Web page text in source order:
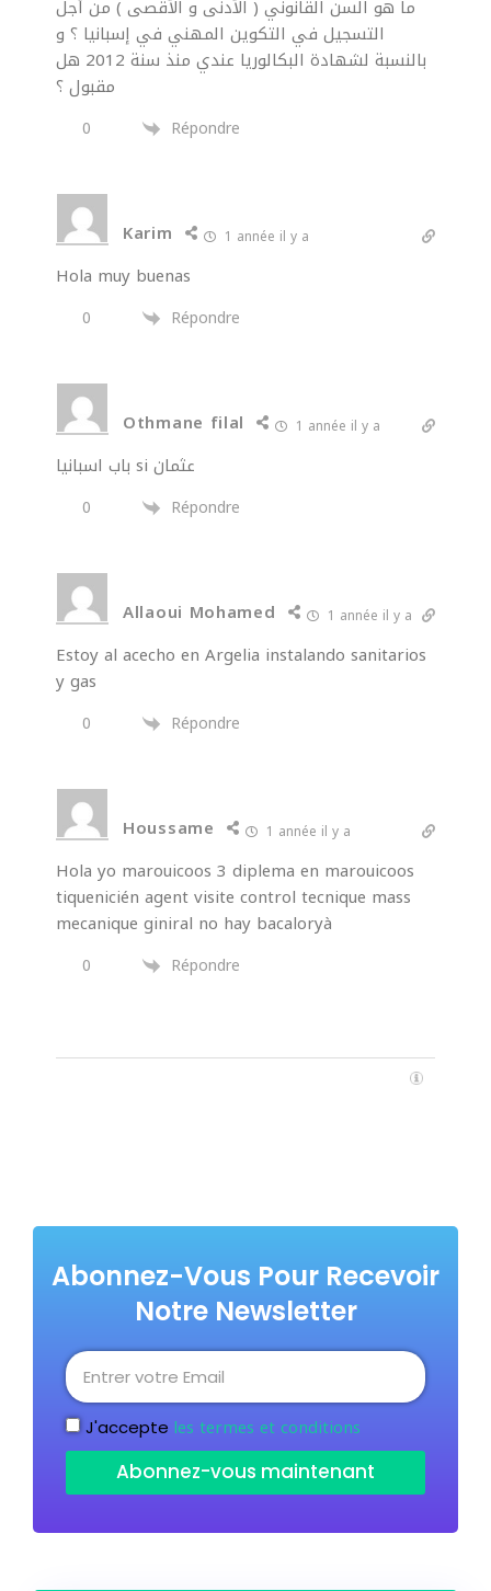
ما هو السن القانوني ( الأدنى و الأقصى ) من أجل
التسجيل في التكوين المهني في إسبانيا ؟ و
بالنسبة لشهادة البكالوريا عندي منذ سنة 2012 هل
مقبول ؟
0 Répondre
Karim 1 année il y a
Hola muy buenas
0 Répondre
Othmane filal 1 année il y a
باب اسبانيا si عثمان
0 Répondre
Allaoui Mohamed 1 année il y a
Estoy al acecho en Argelia instalando sanitarios
y gas
0 Répondre
Houssame 1 année il y a
Hola yo marouicoos 3 diplema en marouicoos
tiquenicién agent visite control tecnique mass
mecanique giniral no hay bacaloryà
0 Répondre
Abonnez-Vous Pour Recevoir
Notre Newsletter
J'accepte les termes et conditions
Abonnez-vous maintenant